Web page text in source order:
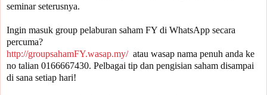
seminar seterusnya.
Ingin masuk group pelaburan saham FY di WhatsApp secara
percuma?
http://groupsahamFY.wasap.my/
  atau wasap nama penuh anda ke
no talian 0166667430. Pelbagai tip dan pengisian saham disampai
di sana setiap hari!